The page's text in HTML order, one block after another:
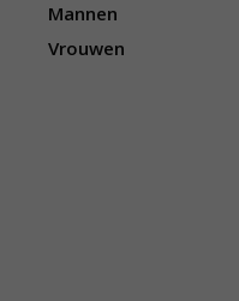
Mannen
Vrouwen